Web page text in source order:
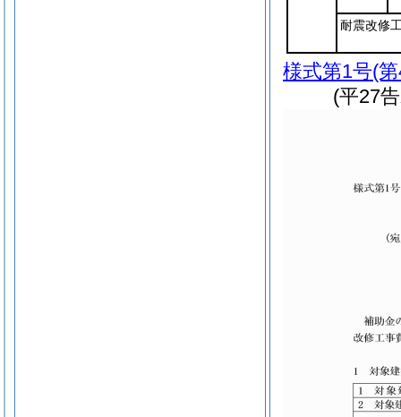
耐震改修
様式第1号(
(平27